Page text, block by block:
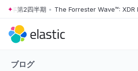
Skip to main content
年第2四半期 • The Forrester Wave™: XDR
ブログ